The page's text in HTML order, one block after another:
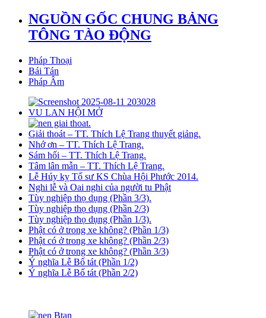
NGUỒN GỐC CHUNG BẢNG
TÔNG TÀO ĐỘNG
Pháp Thoại
Bái Tán
Pháp Âm
VU LAN HỘI MỞ
Giải thoát – TT. Thích Lệ Trang thuyết giảng.
Nhớ ơn – TT. Thích Lệ Trang.
Sám hối – TT. Thích Lệ Trang.
Tâm lân mẫn – TT. Thích Lệ Trang.
Lễ Húy kỵ Tổ sư KS Chùa Hội Phước 2014.
Nghi lễ và Oai nghi của người tu Phật
Tùy nghiệp thọ dụng (Phần 3/3).
Tùy nghiệp thọ dụng (Phần 2/3)
Tùy nghiệp thọ dụng (Phần 1/3).
Phật có ở trong xe không? (Phần 1/3)
Phật có ở trong xe không? (Phần 2/3)
Phật có ở trong xe không? (Phần 3/3)
Ý nghĩa Lễ Bố tát (Phần 1/2)
Ý nghĩa Lễ Bố tát (Phần 2/2)